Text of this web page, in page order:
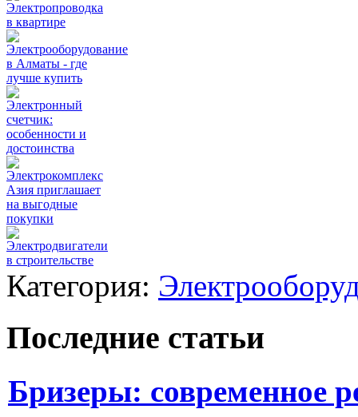
Электропроводка
в квартире
Электрооборудование
в Алматы - где
лучше купить
Электронный
счетчик:
особенности и
достоинства
Электрокомплекс
Азия приглашает
на выгодные
покупки
Электродвигатели
в строительстве
Категория:
Последние статьи
Бризеры: современное